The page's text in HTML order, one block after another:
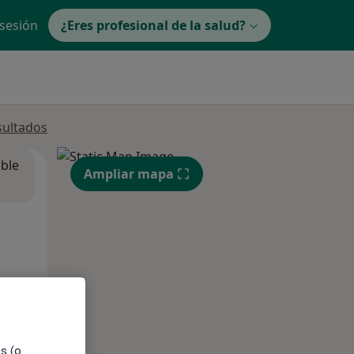
¿Eres profesional de la salud?
Ampliar mapa
(o